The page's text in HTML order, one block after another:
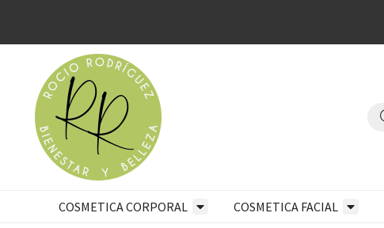
COSMETICA CORPORAL COSMETICA FACIAL